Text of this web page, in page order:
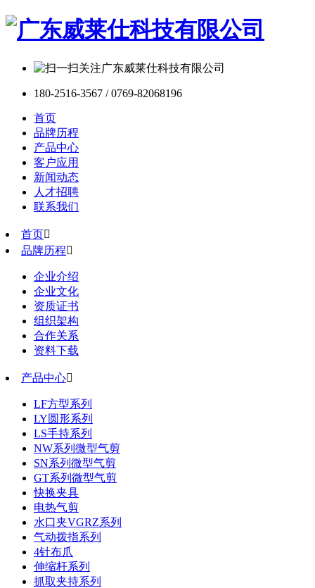
180-2516-3567 / 0769-82068196
首页
品牌历程
产品中心
客户应用
新闻动态
人才招聘
联系我们
首页
品牌历程
企业介绍
企业文化
资质证书
组织架构
合作关系
资料下载
产品中心
LF方型系列
LY圆形系列
LS手持系列
NW系列微型气剪
SN系列微型气剪
GT系列微型气剪
快换夹具
电热气剪
水口夹VGRZ系列
气动拨指系列
4针布爪
伸缩杆系列
抓取夹持系列